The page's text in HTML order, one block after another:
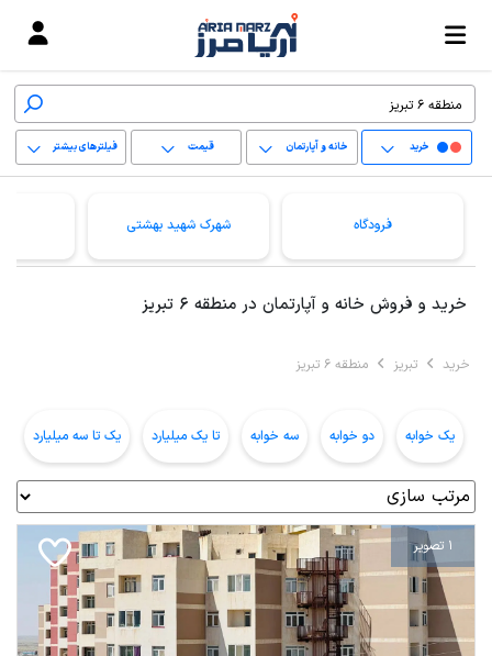
خرید خانه و آپارتمان قیمت فیلترهای بیشتر
فرودگاه شهرک شهید بهشتی
خرید و فروش خانه و آپارتمان در منطقه 6 تبریز
خرید تبریز منطقه 6 تبریز
یک خوابه دو خوابه سه خوابه تا یک میلیارد یک تا سه میلیارد
1 تصویر